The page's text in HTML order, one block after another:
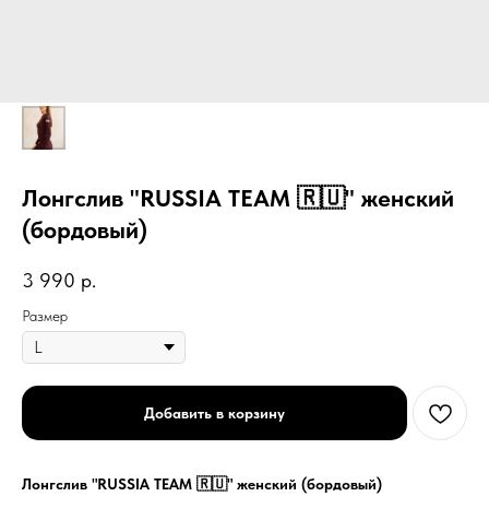
Лонгслив "RUSSIA TEAM 🇷🇺" женский
(бордовый)
3 990 р.
Размер
Добавить в корзину
Лонгслив "RUSSIA TEAM 🇷🇺" женский (бордовый)